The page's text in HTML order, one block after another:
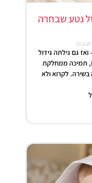
נטע שבחרה
תגובות
גם גילתה גידול
תמיכה ממחלקת
לקרוא ולא